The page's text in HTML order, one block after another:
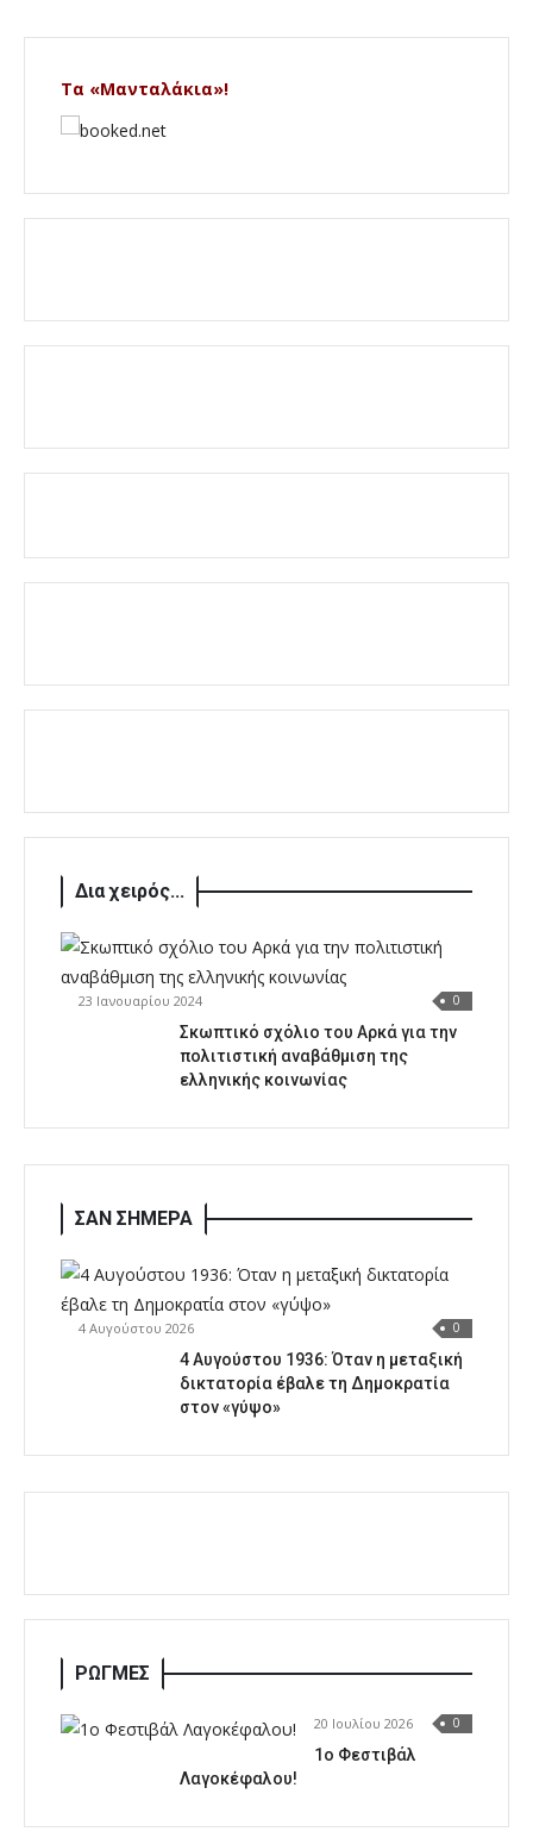
Τα «Μανταλάκια»!
Δια χειρός...
23 Ιανουαρίου 2024 0
Σκωπτικό σχόλιο του Αρκά για την
πολιτιστική αναβάθμιση της
ελληνικής κοινωνίας
ΣΑΝ ΣΗΜΕΡΑ
4 Αυγούστου 2026 0
4 Αυγούστου 1936: Όταν η μεταξική
δικτατορία έβαλε τη Δημοκρατία
στον «γύψο»
ΡΩΓΜΕΣ
20 Ιουλίου 2026 0
1o Φεστιβάλ
Λαγοκέφαλου!